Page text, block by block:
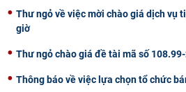
Thư ngỏ về việc mời chào giá dịch vụ
giờ
Thư ngỏ chào giá đề tài mã số
Thông báo về việc lựa chọn tổ chức